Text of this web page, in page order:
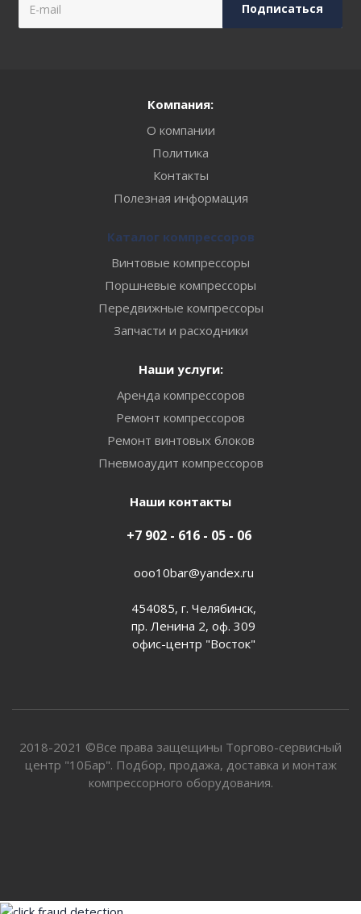
Компания:
О компании
Политика
Контакты
Полезная информация
Каталог компрессоров
Винтовые компрессоры
Поршневые компрессоры
Передвижные компрессоры
Запчасти и расходники
Наши услуги:
Аренда компрессоров
Ремонт компрессоров
Ремонт винтовых блоков
Пневмоаудит компрессоров
Наши контакты
+7 902 - 616 - 05 - 06
ooo10bar@yandex.ru
454085, г. Челябинск,
пр. Ленина 2, оф. 309
офис-центр "Восток"
2018-2021 ©Все права защещины Торгово-сервисный
центр "10Бар". Подбор, продажа, доставка и монтаж
компрессорного оборудования.